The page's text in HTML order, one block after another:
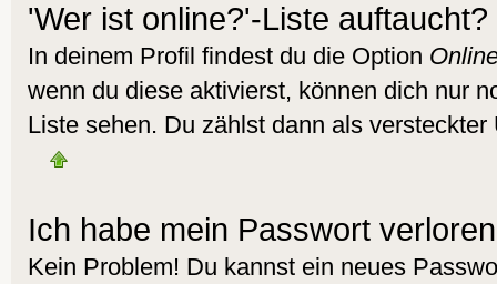
'Wer ist online?'-Liste auftaucht?
In deinem Profil findest du die Option
wenn du diese aktivierst, können dich nur
Liste sehen. Du zählst dann als versteckter
Ich habe mein Passwort
Kein Problem! Du kannst ein neues